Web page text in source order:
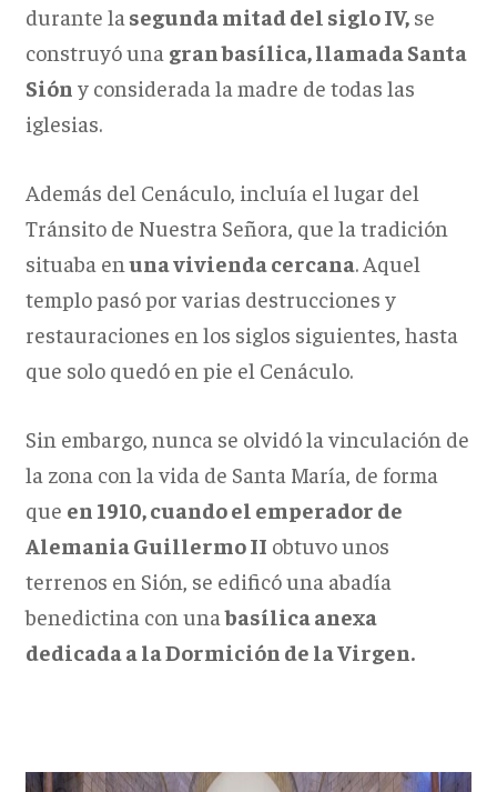
durante la segunda mitad del siglo IV,se
construyó una gran basílica, llamada Santa
Sión y considerada la madre de todas las
iglesias.
Además del Cenáculo, incluía el lugar del
Tránsito de Nuestra Señora, que la tradición
situaba en una vivienda cercana. Aquel
templo pasó por varias destrucciones y
restauraciones en los siglos siguientes, hasta
que solo quedó en pie el Cenáculo.
Sin embargo, nunca se olvidó la vinculación de
la zona con la vida de Santa María, de forma
que en 1910, cuando el emperador de
Alemania Guillermo II obtuvo unos
terrenos en Sión, se edificó una abadía
benedictina con unabasílica anexa
dedicada a la Dormición de la Virgen.